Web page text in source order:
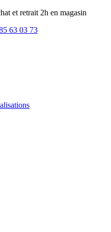
et retrait 2h en magasin
63 03 73